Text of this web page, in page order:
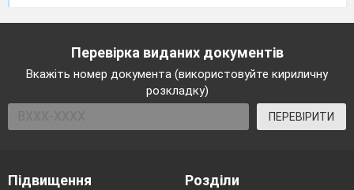
Перевірка виданих документів
Вкажіть номер документа (використовуйте кириличну
розкладку)
ПЕРЕВІРИТИ
Підвищення
Розділи